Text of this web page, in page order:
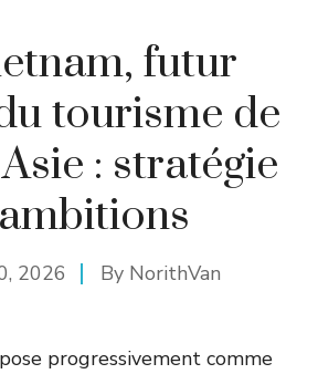
futur
tourisme de
: stratégie
2026 By NorithVan
progressivement comme